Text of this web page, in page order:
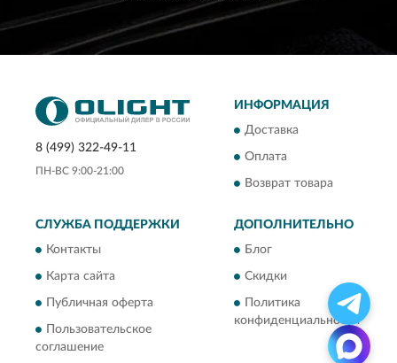
8 (499) 322-49-11
ПН-ВС 9:00-21:00
ИНФОРМАЦИЯ
Доставка
Оплата
Возврат товара
СЛУЖБА ПОДДЕРЖКИ
Контакты
Карта сайта
Публичная оферта
Пользовательское
соглашение
ДОПОЛНИТЕЛЬНО
Блог
Скидки
Политика
конфиденциальности